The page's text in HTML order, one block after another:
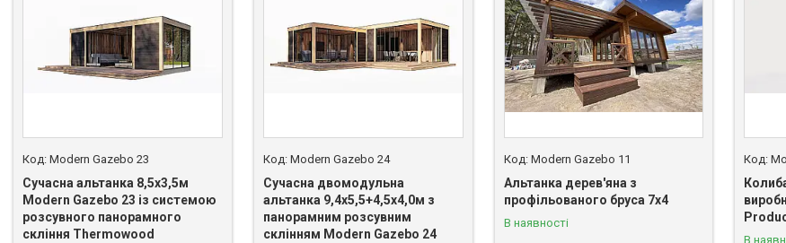
Modern Gazebo 23
Сучасна альтанка 8,5х3,5м
Modern Gazebo 23 із системою
розсувного панорамного
скління Thermowood
Modern Gazebo 24
Сучасна двомодульна
альтанка 9,4х5,5+4,5х4,0м з
панорамним розсувним
склінням Modern Gazebo 24
Modern Gazebo 11
Альтанка дерев'яна з
профільованого бруса 7х4
В наявності
В